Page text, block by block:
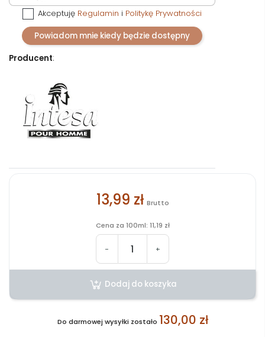
Akceptuję Regulamin i Politykę Prywatności
Powiadom mnie kiedy będzie dostępny
Producent:
13,99 zł Brutto
Cena za 100ml: 11,19 zł
- +
Dodaj do koszyka
Do darmowej wysyłki zostało 130,00 zł